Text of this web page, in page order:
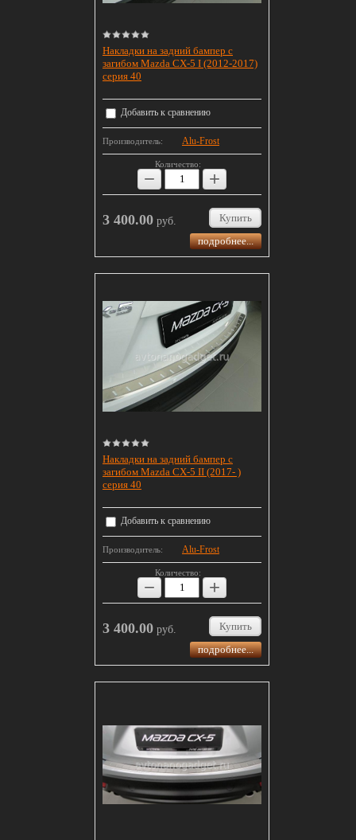
Накладки на задний бампер с
загибом Mazda CX-5 I (2012-2017)
серия 40
Добавить к сравнению
Производитель: Alu-Frost
Количество:
− +
3 400.00 руб.
Купить
подробнее...
Накладки на задний бампер с
загибом Mazda CX-5 II (2017- )
серия 40
Добавить к сравнению
Производитель: Alu-Frost
Количество:
− +
3 400.00 руб.
Купить
подробнее...